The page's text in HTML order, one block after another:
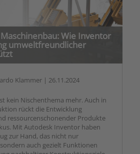
Wie Inventor
umweltfreundlicher
Klammer | 26.11.2024
kein Nischenthema mehr. Auch in
rückt die Entwicklung
ressourcenschonender Produkte
Mit Autodesk Inventor haben
zur Hand, das nicht nur
auch gezielt Funktionen